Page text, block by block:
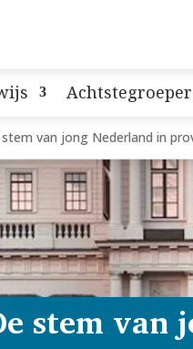
van jong Nederland in
stem